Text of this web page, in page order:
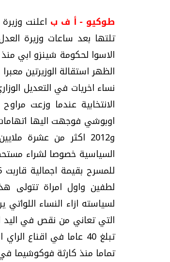
طوكيو - أ ف ب اعلنت
تلتها بعد ساعات وزيرة
الظهر استقالة الوزيرتين
الانتخابية عندما وزعت
السياسية خصوصا لشراء
لطفين واول امراة تتولى
لسياسته ازاء النساء
التي تعاني من نقص في اليد
تبلغ 40 عاما في
تماما منذ كارثة فوكوشيما في
الخميس، 30 يوليو
موجات الطقس الساخنة.. لماذا تحدث وكيف